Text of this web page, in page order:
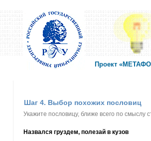
Проект
Шаг 4. Выбор похожих пословиц
Укажите пословицу, ближе всего по смыслу
Назвался груздем, полезай в кузов